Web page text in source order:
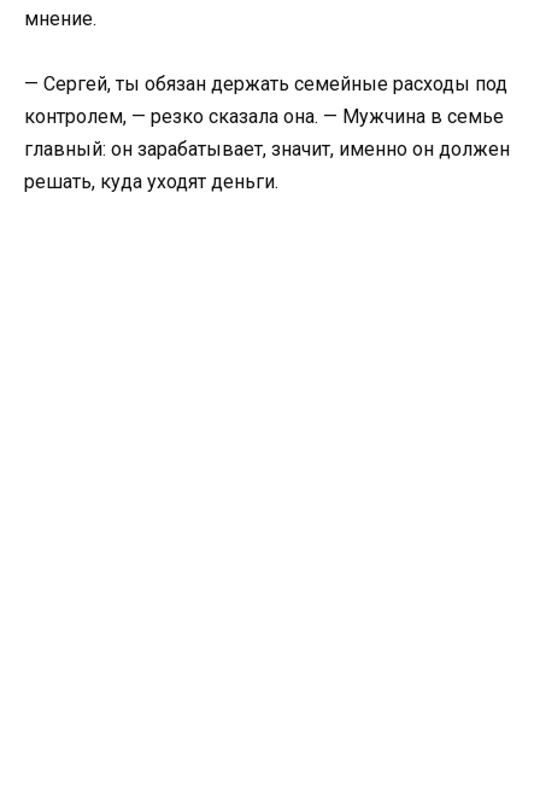
мнение.
— Сергей, ты обязан держать семейные расходы под
контролем, — резко сказала она. — Мужчина в семье
главный: он зарабатывает, значит, именно он должен
решать, куда уходят деньги.